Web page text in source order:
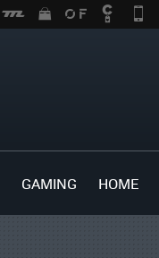
GAMING HOME